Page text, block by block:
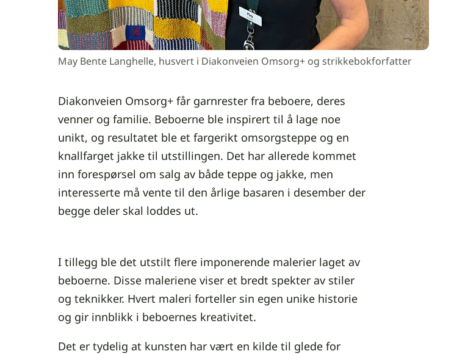
May Bente Langhelle, husvert i Diakonveien Omsorg+ og strikkebokforfatter
Diakonveien Omsorg+ får garnrester fra beboere, deres
venner og familie. Beboerne ble inspirert til å lage noe
unikt, og resultatet ble et fargerikt omsorgsteppe og en
knallfarget jakke til utstillingen. Det har allerede kommet
inn forespørsel om salg av både teppe og jakke, men
interesserte må vente til den årlige basaren i desember der
begge deler skal loddes ut.
I tillegg ble det utstilt flere imponerende malerier laget av
beboerne. Disse maleriene viser et bredt spekter av stiler
og teknikker. Hvert maleri forteller sin egen unike historie
og gir innblikk i beboernes kreativitet.
Det er tydelig at kunsten har vært en kilde til glede for